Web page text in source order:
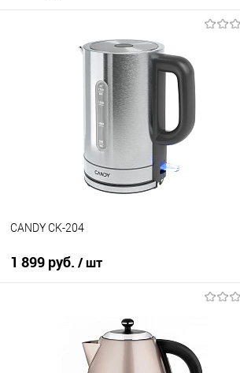
CANDY CK-204
1 899 руб. / шт
Купить в 1 клик